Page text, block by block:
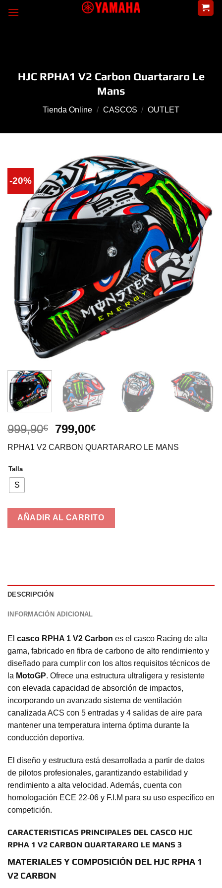
HJC RPHA1 V2 Carbon Quartararo Le
Mans
Tienda Online / CASCOS / OUTLET
-20%
999,90€
El
original
799,00€El
actual
RPHA1 V2 CARBON QUARTARARO LE MANS
Talla
S
AÑADIR AL CARRITO
DESCRIPCIÓN
INFORMACIÓN ADICIONAL
El casco RPHA 1 V2 Carbon es el casco Racing de alta
gama, fabricado en fibra de carbono de alto rendimiento y
diseñado para cumplir con los altos requisitos técnicos de
la MotoGP. Ofrece una estructura ultraligera y resistente
con elevada capacidad de absorción de impactos,
incorporando un avanzado sistema de ventilación
canalizada ACS con 5 entradas y 4 salidas de aire para
mantener una temperatura interna óptima durante la
conducción deportiva.
El diseño y estructura está desarrollada a partir de datos
de pilotos profesionales, garantizando estabilidad y
rendimiento a alta velocidad. Además, cuenta con
homologación ECE 22-06 y F.I.M para su uso específico en
competición.
CARACTERISTICAS PRINCIPALES DEL CASCO HJC
RPHA 1 V2 CARBON QUARTARARO LE MANS 3
MATERIALES Y COMPOSICIÓN DEL HJC RPHA 1
V2 CARBON